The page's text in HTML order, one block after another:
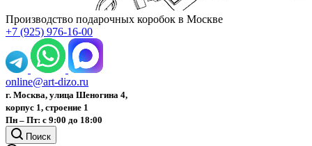
Производство подарочных коробок в Москве
+7 (925) 976-16-00
online@art-dizo.ru
г. Москва, улица Шеногина 4,
корпус 1, строение 1
Пн – Пт: с 9:00 до 18:00
Поиск